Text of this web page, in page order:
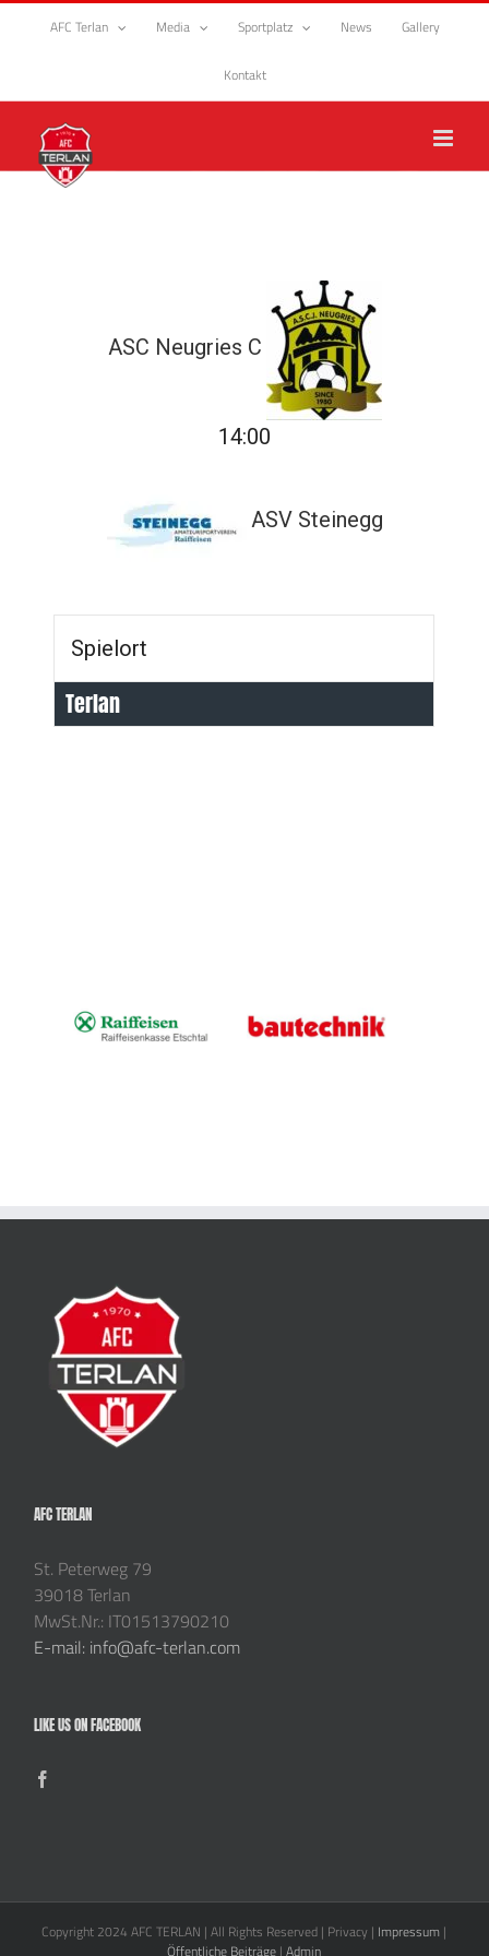
Zum
AFC Terlan Media Sportplatz News Gallery
Kontakt
ASC Neugries C
14:00
ASV Steinegg
Spielort
Terlan
AFC TERLAN
St. Peterweg 79
39018 Terlan
MwSt.Nr.: IT01513790210
E-mail: info@afc-terlan.com
LIKE US ON FACEBOOK
Copyright 2024 AFC TERLAN | All Rights Reserved | Privacy | Impressum |
Öffentliche Beiträge |Admin